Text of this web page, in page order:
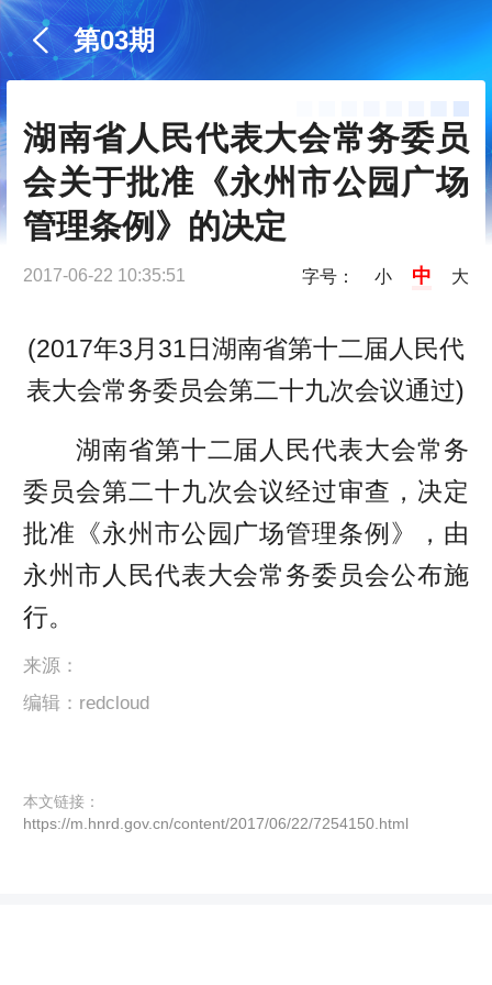
第03期
湖南省人民代表大会常务委员
会关于批准《永州市公园广场
管理条例》的决定
2017-06-22 10:35:51 字号： 小 中 大
(2017年3月31日湖南省第十二届人民代
表大会常务委员会第二十九次会议通过)
湖南省第十二届人民代表大会常务
委员会第二十九次会议经过审查，决定
批准《永州市公园广场管理条例》，由
永州市人民代表大会常务委员会公布施
行。
来源：
编辑：redcloud
本文链接：
https://m.hnrd.gov.cn/content/2017/06/22/7254150.html